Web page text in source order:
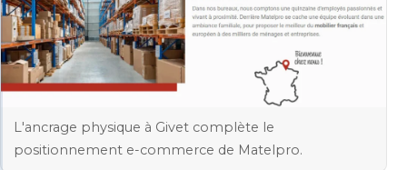
L'ancrage physique à Givet complète le
positionnement e-commerce de Matelpro.